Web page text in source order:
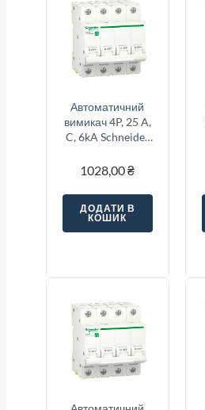
Автоматичний
вимикач 4P, 25 A,
C, 6kA Schneider
1028,00₴
ДОДАТИ В
КОШИК